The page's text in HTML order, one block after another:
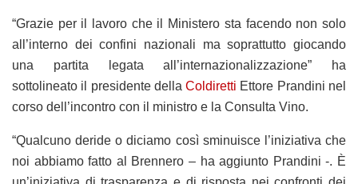
“Grazie per il lavoro che il Ministero sta facendo non solo
all’interno dei confini nazionali ma soprattutto giocando
una partita legata all’internazionalizzazione” ha
sottolineato il presidente dellaColdiretti Ettore Prandini nel
corso dell’incontro con il ministro e la Consulta Vino.
“Qualcuno deride o diciamo così sminuisce l’iniziativa che
noi abbiamo fatto al Brennero – ha aggiunto Prandini -. È